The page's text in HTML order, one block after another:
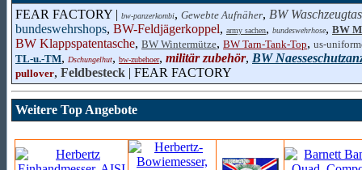
FEAR FACTORY | bw-panzerkombi, Gewebte Aufnäher, BW
bundeswehrshops, BW-Feldjägerkoppel, army sachen, bundeswehrhose, BW
BW Klappspatentasche, BW Wintermütze, BW Tarn-Tank-Top, us-
TL-u.-TM, Dschungelhut, bw-zubehoer, militär zubehör, BW
pullover, Feldbesteck | FEAR FACTORY
Weitere Top Angebote